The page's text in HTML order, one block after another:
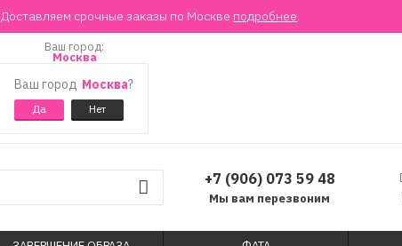
Доставляем срочные заказы по Москве подробнее.
Ваш город:
Москва
Ваш город Москва?
+7 (906) 073 59 48
Мы вам перезвоним